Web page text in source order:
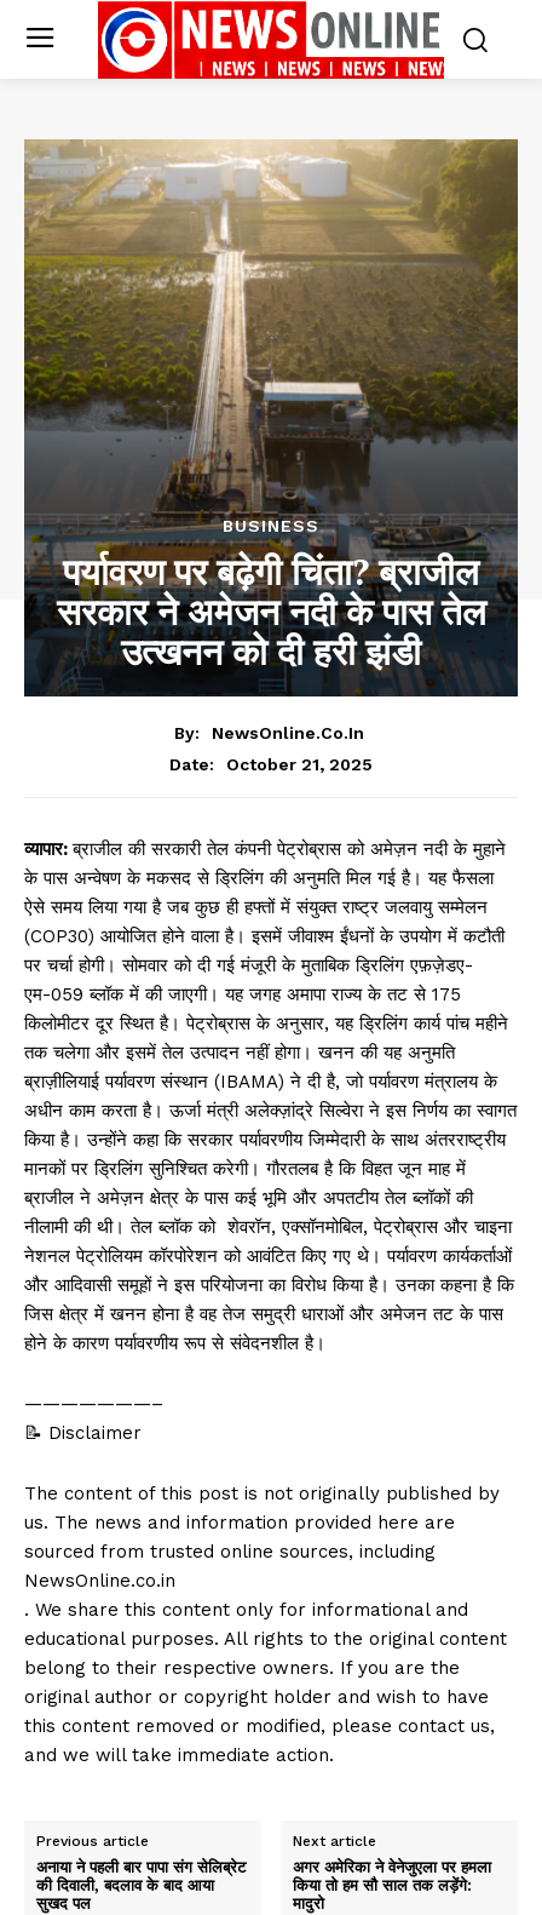
BUSINESS
पर्यावरण पर बढ़ेगी चिंता? ब्राजील
सरकार ने अमेजन नदी के पास तेल
उत्खनन को दी हरी झंडी
By:
NewsOnline.co.in
Date:
October 21, 2025
व्यापार:ब्राजील की सरकारी तेल कंपनी पेट्रोब्रास को अमेज़न नदी के मुहाने
के पास अन्वेषण के मकसद से ड्रिलिंग की अनुमति मिल गई है। यह फैसला
ऐसे समय लिया गया है जब कुछ ही हफ्तों में संयुक्त राष्ट्र जलवायु सम्मेलन
(COP30) आयोजित होने वाला है। इसमें जीवाश्म ईंधनों के उपयोग में कटौती
पर चर्चा होगी। सोमवार को दी गई मंजूरी के मुताबिक ड्रिलिंग एफ़ज़ेडए-
एम-059 ब्लॉक में की जाएगी। यह जगह अमापा राज्य के तट से 175
किलोमीटर दूर स्थित है। पेट्रोब्रास के अनुसार, यह ड्रिलिंग कार्य पांच महीने
तक चलेगा और इसमें तेल उत्पादन नहीं होगा। खनन की यह अनुमति
ब्राज़ीलियाई पर्यावरण संस्थान (IBAMA) ने दी है, जो पर्यावरण मंत्रालय के
अधीन काम करता है। ऊर्जा मंत्री अलेक्ज़ांद्रे सिल्वेरा ने इस निर्णय का स्वागत
किया है। उन्होंने कहा कि सरकार पर्यावरणीय जिम्मेदारी के साथ अंतरराष्ट्रीय
मानकों पर ड्रिलिंग सुनिश्चित करेगी। गौरतलब है कि विहत जून माह में
ब्राजील ने अमेज़न क्षेत्र के पास कई भूमि और अपतटीय तेल ब्लॉकों की
नीलामी की थी। तेल ब्लॉक को शेवरॉन, एक्सॉनमोबिल, पेट्रोब्रास और चाइना
नेशनल पेट्रोलियम कॉरपोरेशन को आवंटित किए गए थे। पर्यावरण कार्यकर्ताओं
और आदिवासी समूहों ने इस परियोजना का विरोध किया है। उनका कहना है कि
जिस क्षेत्र में खनन होना है वह तेज समुद्री धाराओं और अमेजन तट के पास
होने के कारण पर्यावरणीय रूप से संवेदनशील है।
———————–
📝 Disclaimer
The content of this post is not originally published by
us. The news and information provided here are
sourced from trusted online sources, including
NewsOnline.co.in
. We share this content only for informational and
educational purposes. All rights to the original content
belong to their respective owners. If you are the
original author or copyright holder and wish to have
this content removed or modified, please contact us,
and we will take immediate action.
Previous article
अनाया ने पहली बार पापा संग सेलिब्रेट
की दिवाली, बदलाव के बाद आया
सुखद पल
Next article
अगर अमेरिका ने वेनेजुएला पर हमला
किया तो हम सौ साल तक लड़ेंगे:
मादुरो